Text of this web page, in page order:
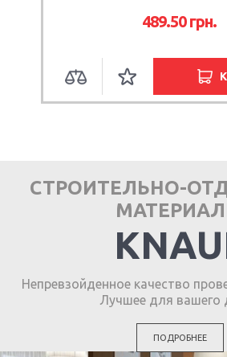
489.50грн.
СТРОИТЕЛЬНО-
Непревзойденное качество
Лучшее для вашего
ПОДРОБНЕЕ